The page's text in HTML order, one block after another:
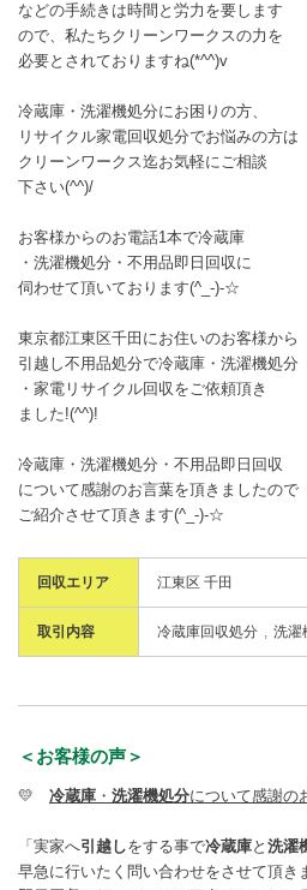
などの手続きは時間と労力を要します
ので、私たちクリーンワークスの力を
必要とされておりますね(*^^)v
冷蔵庫・洗濯機処分にお困りの方、
リサイクル家電回収処分でお悩みの方は
クリーンワークス迄お気軽にご相談
下さい(^^)/
お客様からのお電話1本で冷蔵庫
・洗濯機処分・不用品即日回収に
伺わせて頂いております(^_-)-☆
東京都江東区千田にお住いのお客様から
引越し不用品処分で冷蔵庫・洗濯機処分
・家電リサイクル回収をご依頼頂き
ました!(^^)!
冷蔵庫・洗濯機処分・不用品即日回収
について感謝のお言葉を頂きましたので
ご紹介させて頂きます(^_-)-☆
回収エリア 江東区 千田
取引内容 冷蔵庫回収処分 洗濯
＜お客様の声＞
💛 冷蔵庫 ・ 洗濯機処分について感謝の
「実家へ引越しをする事で冷蔵庫と 洗濯
早急に行いたく問い合わせをさせて頂き